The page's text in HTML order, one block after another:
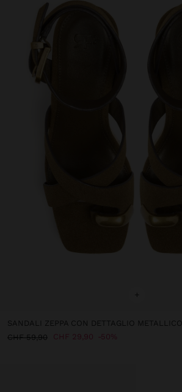
+
SANDALI ZEPPA CON DETTAGLIO METALLICO
CHF 59,90
CHF 29,90 50%